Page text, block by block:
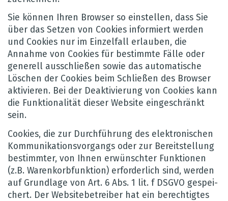
Sie kön­nen Ihren Brow­ser so ein­stel­len, dass Sie
über das Set­zen von Coo­kies infor­miert wer­den
und Coo­kies nur im Ein­zel­fall erlau­ben, die
Annahme von Coo­kies für bestimmte Fälle oder
gene­rell aus­schlie­ßen sowie das auto­ma­ti­sche
Löschen der Coo­kies beim Schlie­ßen des Brow­ser
akti­vie­ren. Bei der Deak­ti­vie­rung von Coo­kies kann
die Funk­tio­na­li­tät die­ser Web­site ein­ge­schränkt
sein.
Coo­kies, die zur Durch­füh­rung des elek­tro­ni­schen
Kom­mu­ni­ka­ti­ons­vor­gangs oder zur Bereit­stel­lung
bestimm­ter, von Ihnen erwünsch­ter Funk­tio­nen
(z.B. Waren­korb­funk­tion) erfor­der­lich sind, wer­den
auf Grund­lage von Art. 6 Abs. 1 lit. f DSGVO gespei­
chert. Der Web­site­be­trei­ber hat ein berech­tig­tes